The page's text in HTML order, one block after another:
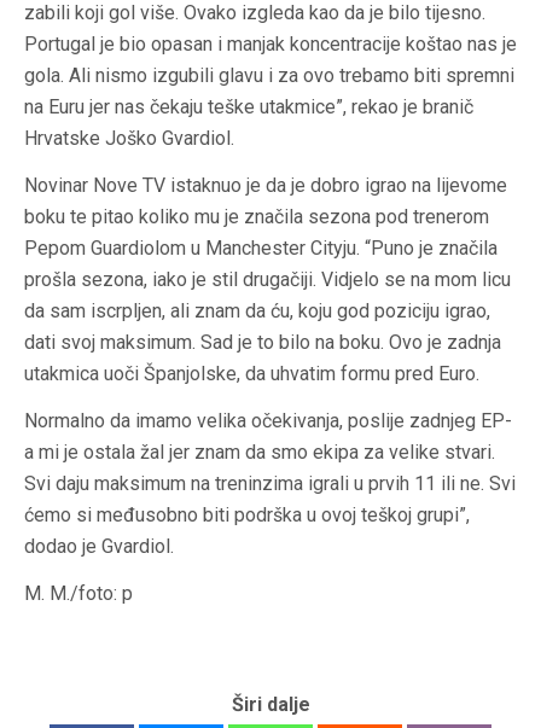
zabili koji gol više. Ovako izgleda kao da je bilo tijesno.
Portugal je bio opasan i manjak koncentracije koštao nas je
gola. Ali nismo izgubili glavu i za ovo trebamo biti spremni
na Euru jer nas čekaju teške utakmice”, rekao je branič
Hrvatske Joško Gvardiol.
Novinar Nove TV istaknuo je da je dobro igrao na lijevome
boku te pitao koliko mu je značila sezona pod trenerom
Pepom Guardiolom u Manchester Cityju. “Puno je značila
prošla sezona, iako je stil drugačiji. Vidjelo se na mom licu
da sam iscrpljen, ali znam da ću, koju god poziciju igrao,
dati svoj maksimum. Sad je to bilo na boku. Ovo je zadnja
utakmica uoči Španjolske, da uhvatim formu pred Euro.
Normalno da imamo velika očekivanja, poslije zadnjeg EP-
a mi je ostala žal jer znam da smo ekipa za velike stvari.
Svi daju maksimum na treninzima igrali u prvih 11 ili ne. Svi
ćemo si međusobno biti podrška u ovoj teškoj grupi”,
dodao je Gvardiol.
M. M./foto: p
Širi dalje